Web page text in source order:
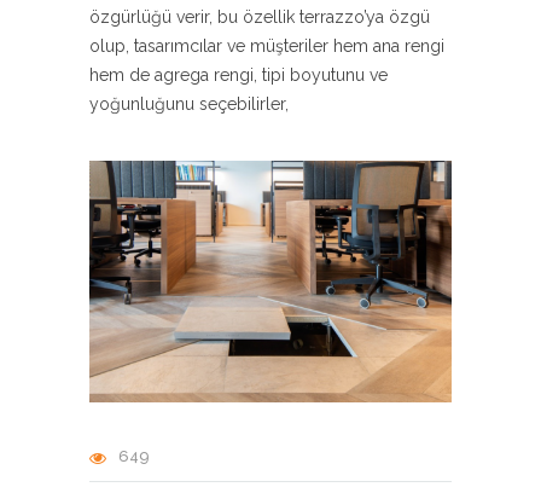
özgürlüğü verir, bu özellik terrazzo’ya özgü
olup, tasarımcılar ve müşteriler hem ana rengi
hem de agrega rengi, tipi boyutunu ve
yoğunluğunu seçebilirler,
649